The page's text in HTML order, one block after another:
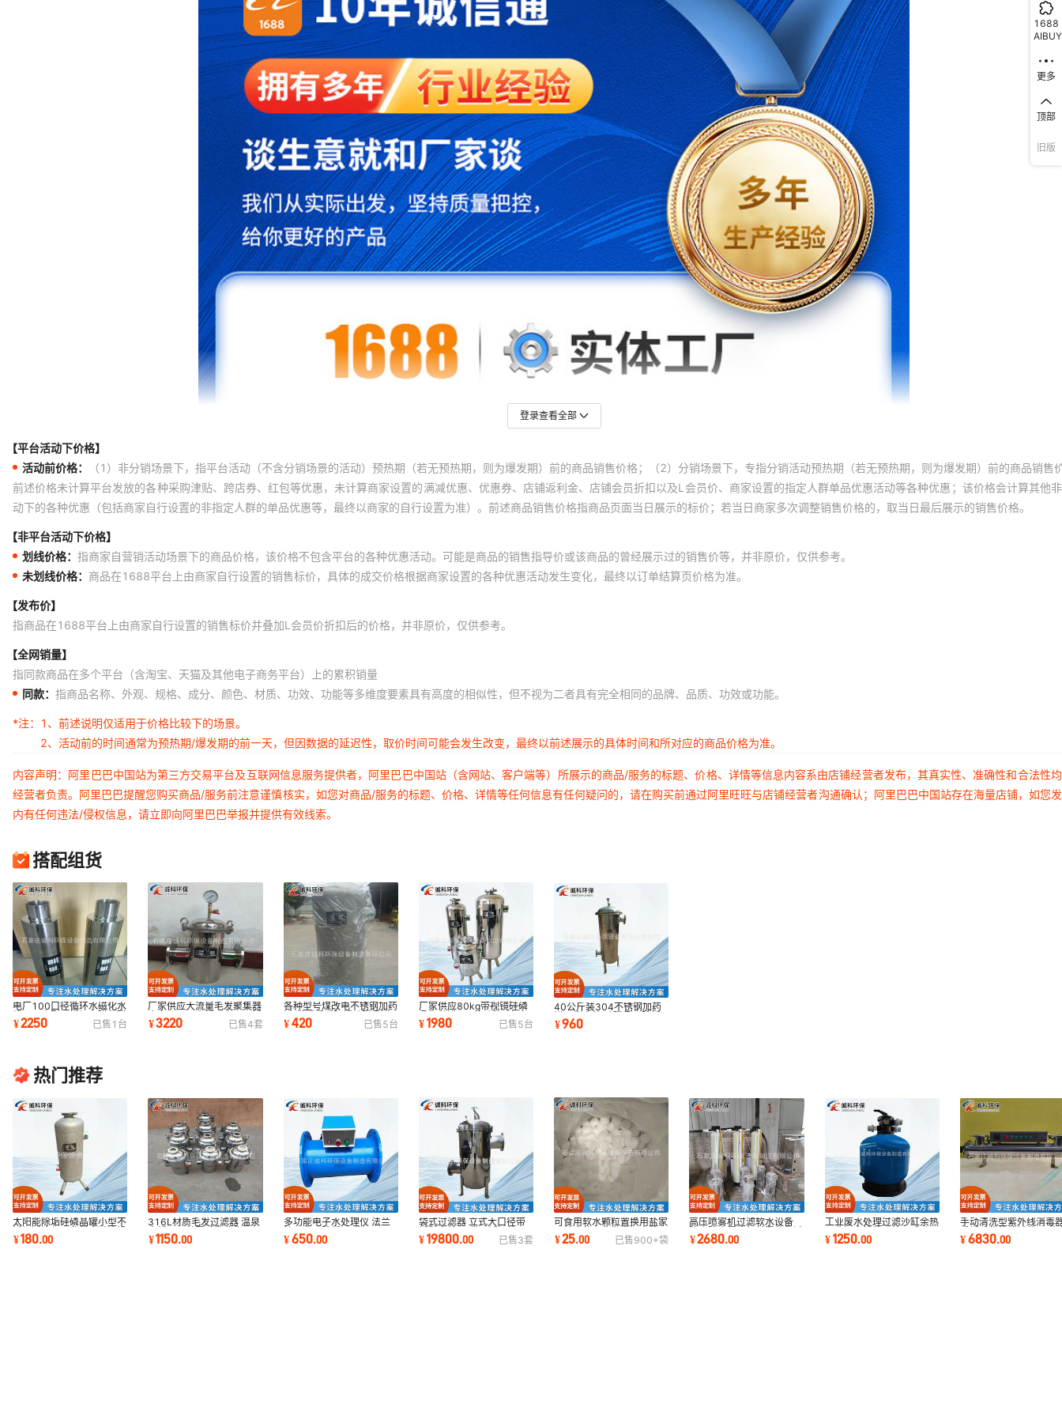
登录查看全部
【平台活动下价格】
活动前价格：
（1）非分销场景下，指平台活动（不含分销场景的活动）预热期（若无预热期，则为爆发期）前的商品销售价格；（2）分销场景下，专指分销活动预热期（若无预热期，则为爆发期）前的商品销售
前述价格未计算平台发放的各种采购津贴、跨店券、红包等优惠，未计算商家设置的满减优惠、优惠券、店铺返利金、店铺会员折扣以及L会员价、商家设置的指定人群单品优惠活动等各种优惠；该价格会计算其他
动下的各种优惠（包括商家自行设置的非指定人群的单品优惠等，最终以商家的自行设置为准）。前述商品销售价格指商品页面当日展示的标价；若当日商家多次调整销售价格的，取当日最后展示的销售价格。
【非平台活动下价格】
划线价格： 指商家自营销活动场景下的商品价格，该价格不包含平台的各种优惠活动。可能是商品的销售指导价或该商品的曾经展示过的销售价等，并非原价，仅供参考。
未划线价格： 商品在1688平台上由商家自行设置的销售标价，具体的成交价格根据商家设置的各种优惠活动发生变化，最终以订单结算页价格为准。
【发布价】
指商品在1688平台上由商家自行设置的销售标价并叠加L会员价折扣后的价格，并非原价，仅供参考。
【全网销量】
指同款商品在多个平台（含淘宝、天猫及其他电子商务平台）上的累积销量
同款： 指商品名称、外观、规格、成分、颜色、材质、功效、功能等多维度要素具有高度的相似性，但不视为二者具有完全相同的品牌、品质、功效或功能。
*注：
1、前述说明仅适用于价格比较下的场景。
2、活动前的时间通常为预热期/爆发期的前一天，但因数据的延迟性，取价时间可能会发生改变，最终以前述展示的具体时间和所对应的商品价格为准。
内容声明：阿里巴巴中国站为第三方交易平台及互联网信息服务提供者，阿里巴巴中国站（含网站、客户端等）所展示的商品/服务的标题、价格、详情等信息内容系由店铺经营者发布，其真实性、准确性和合法性
经营者负责。阿里巴巴提醒您购买商品/服务前注意谨慎核实，如您对商品/服务的标题、价格、详情等任何信息有任何疑问的，请在购买前通过阿里旺旺与店铺经营者沟通确认；阿里巴巴中国站存在海量店铺，如您
内有任何违法/侵权信息，请立即向阿里巴巴举报并提供有效线索。
搭配组货
电厂100口径循环水磁化水
处理器小型不锈钢强磁內磁
除垢器设备
¥2250 已售 1 台
厂家供应大流量毛发聚集器
水上项目泵房循环水用不锈
钢毛发过滤器
¥3220 已售4套
各种型号煤改电不锈钢加药
罐 供暖采暖阻垢硅磷晶罐
厂家供应
¥420 已售5台
厂家供应80kg带视镜硅磷
晶加药罐 304不锈钢法兰
接口热水阻垢器
¥1980 已售5台
40公斤装304不锈钢加药
罐现货直营 硅磷晶用除垢
器品质保障
¥960
热门推荐
太阳能除垢硅磷晶罐小型不
锈钢过滤器工业供水过滤设
备厂家加工
¥180.00
316L材质毛发过滤器 温泉
水循环泵前置毛发收集器
泳池毛发过滤器
¥1150.00
多功能电子水处理仪 法兰
接口电子除垢仪 碳钢80口
径电子水处理器
¥650.00
袋式过滤器 立式大口径带
摇臂中效10袋不锈钢快开
大流量过滤器
¥19800.00 已售3套
可食用软水颗粒置换用盐家
用纯度盐工业批发污水处理
用软水盐厂家
¥25.00 已售900+袋
高压喷雾机过滤软水设备
降尘除尘雾炮机前置软化过
滤器 防堵设备
¥2680.00
工业废水处理过滤沙缸余热
回收污水排放预处理手动沙
缸过滤器加工
¥1250.00
手动清洗型紫外线消毒
手摇式紫外线杀菌器 井
地下水灭菌仪
¥6830.00
1688
AIBUY
更多
顶部
旧版